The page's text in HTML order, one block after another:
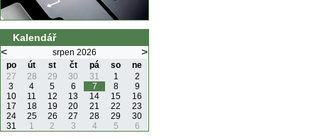
Kalendář
< srpen 2026 >
po út st čt pá so
ne
27
28 29 30 31 1
2
3
4 5 6 7 8
9
10
11 12 13 14 15
16
17
18 19 20 21 22
23
24
25 26 27 28 29
30
31
1 2 3 4 5 6